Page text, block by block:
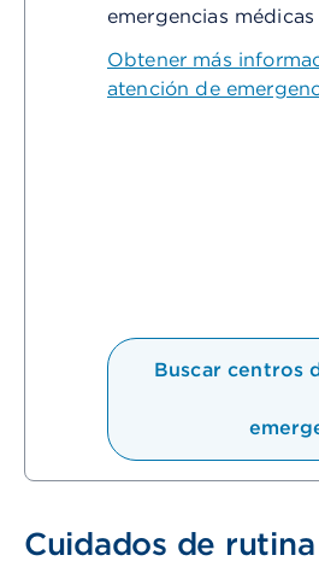
emergencias
Obtener más
atención de
Buscar centros
Cuidados de rutina